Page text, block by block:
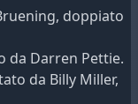
doppiato
da Darren Pettie.
da Billy Miller,